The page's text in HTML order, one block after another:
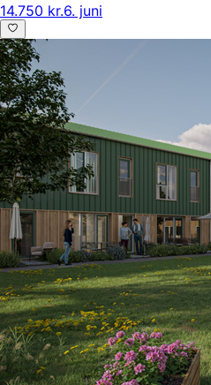
14.750 kr.6. juni